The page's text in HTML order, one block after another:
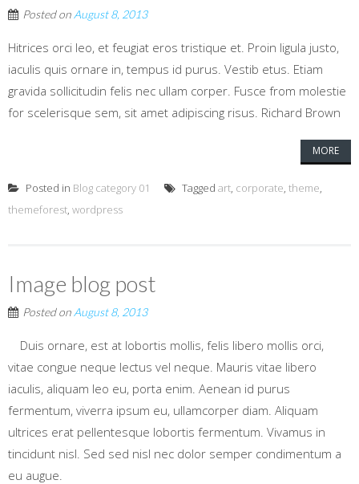
Posted on August 8, 2013
Hitrices orci leo, et feugiat eros tristique et. Proin ligula justo,
iaculis quis ornare in, tempus id purus. Vestib etus. Etiam
gravida sollicitudin felis nec ullam corper. Fusce from molestie
for scelerisque sem, sit amet adipiscing risus. Richard Brown
MORE
Posted in Blog category 01 Tagged art, corporate, theme,
themeforest, wordpress
Image blog post
Posted on August 8, 2013
Duis ornare, est at lobortis mollis, felis libero mollis orci,
vitae congue neque lectus vel neque. Mauris vitae libero
iaculis, aliquam leo eu, porta enim. Aenean id purus
fermentum, viverra ipsum eu, ullamcorper diam. Aliquam
ultrices erat pellentesque lobortis fermentum. Vivamus in
tincidunt nisl. Sed sed nisl nec dolor semper condimentum a
eu augue.